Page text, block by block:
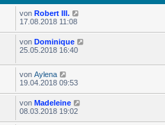
von Robert III.
17.08.2018 11:08
von Dominique
25.05.2018 16:40
von Aylena
19.04.2018 09:53
von Madeleine
08.03.2018 19:02